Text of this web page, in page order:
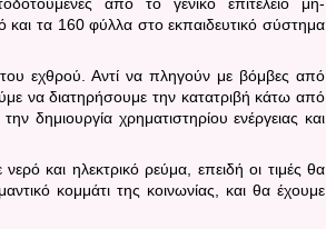
τα 160 φύλλα στο εκπαιδευτικό σύστημα
εχθρού. Αντί να πληγούν με βόμβες από
να διατηρήσουμε την κατατριβή κάτω από
δημιουργία χρηματιστηρίου ενέργειας και
και ηλεκτρικό ρεύμα, επειδή οι τιμές θα
κομμάτι της κοινωνίας, και θα έχουμε